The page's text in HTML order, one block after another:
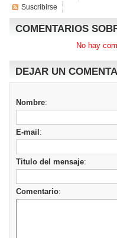
Suscribirse
COMENTARIOS
No hay
DEJAR UN
Nombre:
E-mail :
Titulo del mensaje:
Comentario: